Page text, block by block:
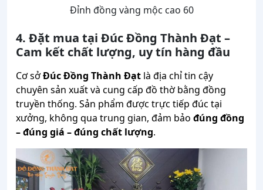
Đỉnh đồng vàng mộc cao 60
4. Đặt mua tại Đúc Đồng Thành Đạt –
Cam kết chất lượng, uy tín hàng đầu
Cơ sởĐúc Đồng Thành Đạt là địa chỉ tin cậy
chuyên sản xuất và cung cấp đồ thờ bằng đồng
truyền thống. Sản phẩm được trực tiếp đúc tại
xưởng, không qua trung gian, đảm bảo đúng đồng
– đúng giá – đúng chất lượng.